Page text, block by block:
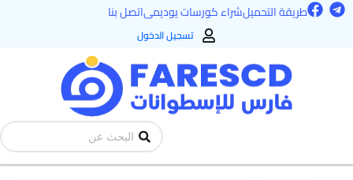
طريقة التحميلشراء كورسات يوديمىاتصل بنا T
e
F
a تسجيل الدخول
Search